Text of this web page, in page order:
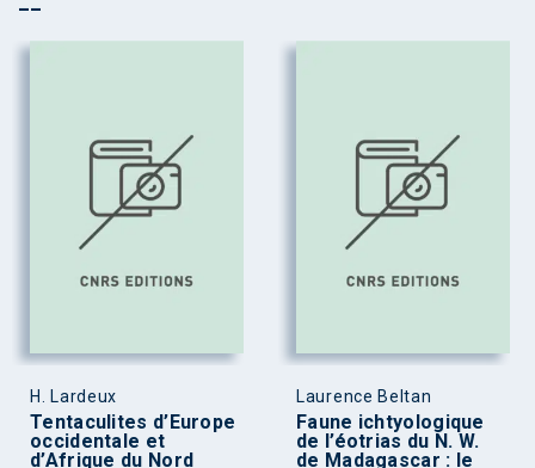
H. Lardeux
Tentaculites d’Europe
occidentale et
d’Afrique du Nord
Laurence Beltan
Faune ichtyologique
de l’éotrias du N. W.
de Madagascar : le